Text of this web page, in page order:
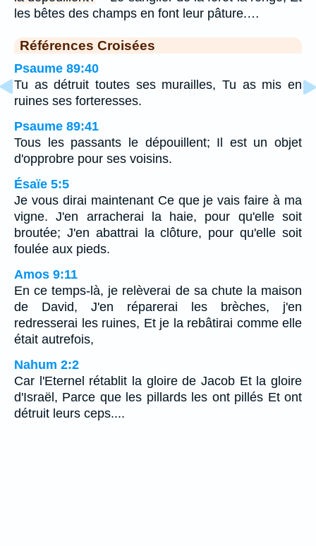
les bêtes des champs en font leur pâture.…
Références Croisées
Psaume 89:40
Tu as détruit toutes ses murailles, Tu as mis en
ruines ses forteresses.
Psaume 89:41
Tous les passants le dépouillent; Il est un objet
d'opprobre pour ses voisins.
Ésaïe 5:5
Je vous dirai maintenant Ce que je vais faire à ma
vigne. J'en arracherai la haie, pour qu'elle soit
broutée; J'en abattrai la clôture, pour qu'elle soit
foulée aux pieds.
Amos 9:11
En ce temps-là, je relèverai de sa chute la maison
de David, J'en réparerai les brèches, j'en
redresserai les ruines, Et je la rebâtirai comme elle
était autrefois,
Nahum 2:2
Car l'Eternel rétablit la gloire de Jacob Et la gloire
d'Israël, Parce que les pillards les ont pillés Et ont
détruit leurs ceps....